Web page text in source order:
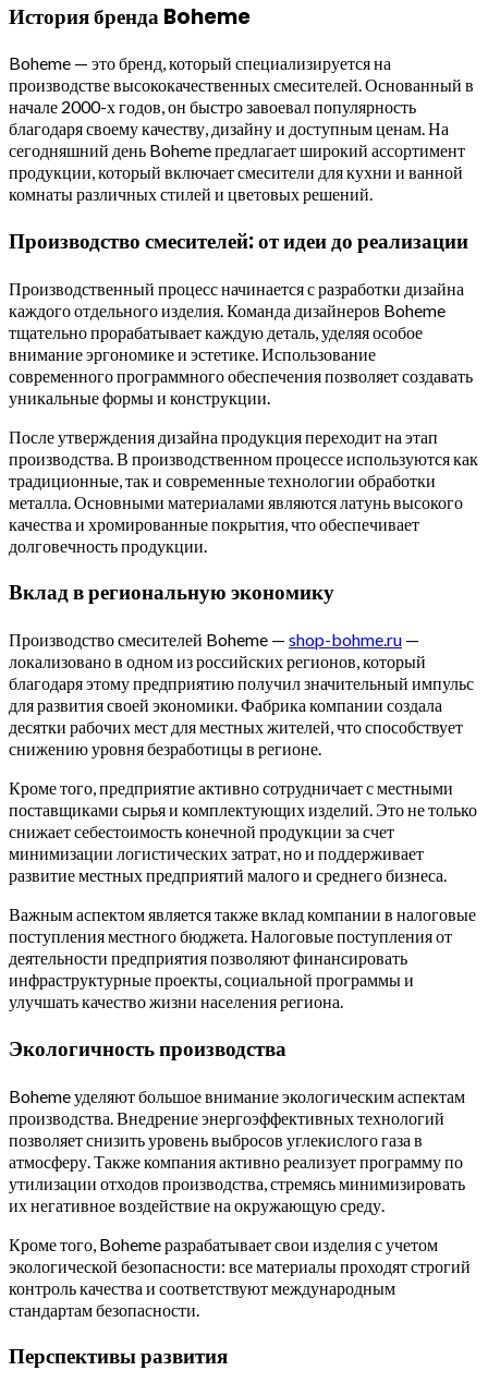
История бренда Boheme
Boheme — это бренд, который специализируется на
производстве высококачественных смесителей. Основанный в
начале 2000-х годов, он быстро завоевал популярность
благодаря своему качеству, дизайну и доступным ценам. На
сегодняшний день Boheme предлагает широкий ассортимент
продукции, который включает смесители для кухни и ванной
комнаты различных стилей и цветовых решений.
Производство смесителей: от идеи до реализации
Производственный процесс начинается с разработки дизайна
каждого отдельного изделия. Команда дизайнеров Boheme
тщательно прорабатывает каждую деталь, уделяя особое
внимание эргономике и эстетике. Использование
современного программного обеспечения позволяет создавать
уникальные формы и конструкции.
После утверждения дизайна продукция переходит на этап
производства. В производственном процессе используются как
традиционные, так и современные технологии обработки
металла. Основными материалами являются латунь высокого
качества и хромированные покрытия, что обеспечивает
долговечность продукции.
Вклад в региональную экономику
Производство смесителей Boheme — shop-bohme.ru —
локализовано в одном из российских регионов, который
благодаря этому предприятию получил значительный импульс
для развития своей экономики. Фабрика компании создала
десятки рабочих мест для местных жителей, что способствует
снижению уровня безработицы в регионе.
Кроме того, предприятие активно сотрудничает с местными
поставщиками сырья и комплектующих изделий. Это не только
снижает себестоимость конечной продукции за счет
минимизации логистических затрат, но и поддерживает
развитие местных предприятий малого и среднего бизнеса.
Важным аспектом является также вклад компании в налоговые
поступления местного бюджета. Налоговые поступления от
деятельности предприятия позволяют финансировать
инфраструктурные проекты, социальной программы и
улучшать качество жизни населения региона.
Экологичность производства
Boheme уделяют большое внимание экологическим аспектам
производства. Внедрение энергоэффективных технологий
позволяет снизить уровень выбросов углекислого газа в
атмосферу. Также компания активно реализует программу по
утилизации отходов производства, стремясь минимизировать
их негативное воздействие на окружающую среду.
Кроме того, Boheme разрабатывает свои изделия с учетом
экологической безопасности: все материалы проходят строгий
контроль качества и соответствуют международным
стандартам безопасности.
Перспективы развития